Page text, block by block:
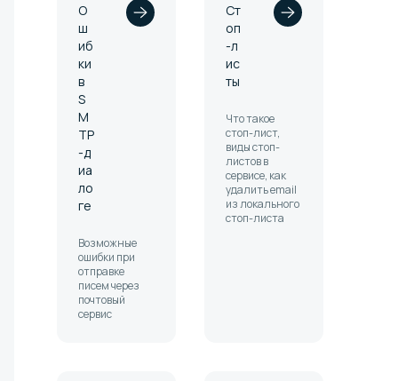
О
ш
иб
ки
в
S
M
TP
-д
иа
ло
ге
Возможные
ошибки при
отправке
писем через
почтовый
сервис
Ст
оп
-л
ис
ты
Что такое
стоп-лист,
виды стоп-
листов в
сервисе, как
удалить email
из локального
стоп-листа